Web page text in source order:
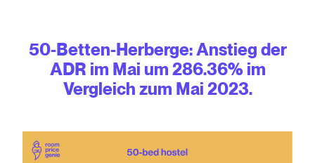
50-Betten-Herberge: Anstieg der
ADR im Mai um 286.36% im
Vergleich zum Mai 2023.